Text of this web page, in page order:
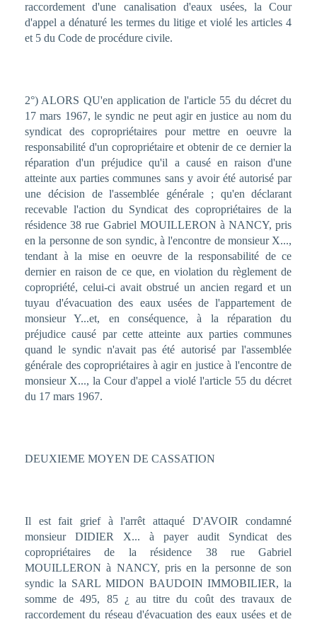
raccordement d'une canalisation d'eaux usées, la Cour
d'appel a dénaturé les termes du litige et violé les articles 4
et 5 du Code de procédure civile.
2°) ALORS QU'en application de l'article 55 du décret du
17 mars 1967, le syndic ne peut agir en justice au nom du
syndicat des copropriétaires pour mettre en oeuvre la
responsabilité d'un copropriétaire et obtenir de ce dernier la
réparation d'un préjudice qu'il a causé en raison d'une
atteinte aux parties communes sans y avoir été autorisé par
une décision de l'assemblée générale ; qu'en déclarant
recevable l'action du Syndicat des copropriétaires de la
résidence 38 rue Gabriel MOUILLERON à NANCY, pris
en la personne de son syndic, à l'encontre de monsieur X...,
tendant à la mise en oeuvre de la responsabilité de ce
dernier en raison de ce que, en violation du règlement de
copropriété, celui-ci avait obstrué un ancien regard et un
tuyau d'évacuation des eaux usées de l'appartement de
monsieur Y...et, en conséquence, à la réparation du
préjudice causé par cette atteinte aux parties communes
quand le syndic n'avait pas été autorisé par l'assemblée
générale des copropriétaires à agir en justice à l'encontre de
monsieur X..., la Cour d'appel a violé l'article 55 du décret
du 17 mars 1967.
DEUXIEME MOYEN DE CASSATION
Il est fait grief à l'arrêt attaqué D'AVOIR condamné
monsieur DIDIER X... à payer audit Syndicat des
copropriétaires de la résidence 38 rue Gabriel
MOUILLERON à NANCY, pris en la personne de son
syndic la SARL MIDON BAUDOIN IMMOBILIER, la
somme de 495, 85 ¿ au titre du coût des travaux de
raccordement du réseau d'évacuation des eaux usées et de